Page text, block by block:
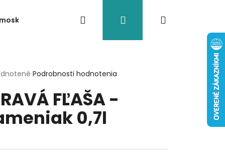
Akcia/Výpredaj Doplnky
Hľadať Prihlásenie
Podrobnosti hodnotenia
FĽAŠA -
0,7l